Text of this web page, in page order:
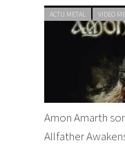
ACTU METAL VIDEO
Amon Amarth
Allfather